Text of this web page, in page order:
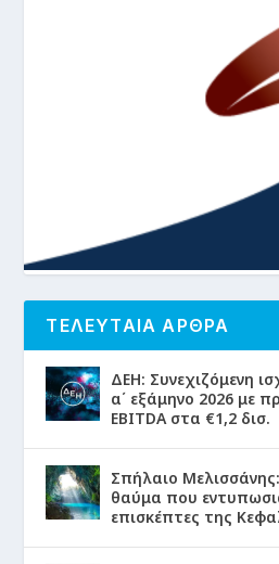
ΤΕΛΕΥΤΑΙΑ ΑΡΘΡΑ
ΔΕΗ: Συνεχιζόμενη
α΄ εξάμηνο 2026 με
EBITDA στα €1,2 δισ.
Σπήλαιο
θαύμα που
επισκέπτες της